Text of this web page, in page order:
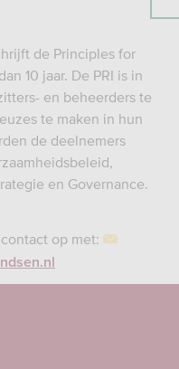
de Principles for
10 jaar. De PRI is in
en beheerders te
te maken in hun
de deelnemers
en Governance.
op met: